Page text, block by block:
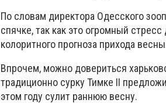
По словам директора Одесского
спячке, так как это огромный
колоритного прогноза прихода
Впрочем, можно довериться
традиционно сурку Тимке II
этом году сулит раннюю весну.